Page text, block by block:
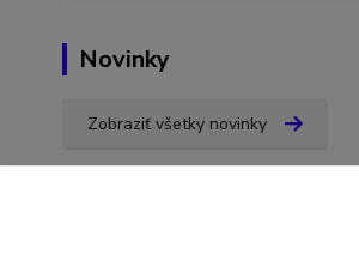
Novinky
Zobraziť všetky novinky